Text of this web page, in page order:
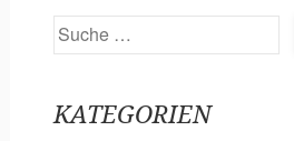
d
s
Suchen
KATEGORIEN